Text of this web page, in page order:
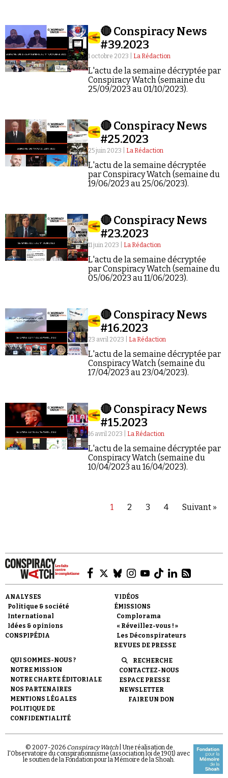
🔴 Conspiracy News
#39.2023
1 octobre 2023 | La Rédaction
L'actu de la semaine décryptée par
Conspiracy Watch (semaine du
25/09/2023 au 01/10/2023).
🔴 Conspiracy News
#25.2023
25 juin 2023 | La Rédaction
L'actu de la semaine décryptée
par Conspiracy Watch (semaine du
19/06/2023 au 25/06/2023).
🔴 Conspiracy News
#23.2023
11 juin 2023 | La Rédaction
L'actu de la semaine décryptée
par Conspiracy Watch (semaine du
05/06/2023 au 11/06/2023).
🔴 Conspiracy News
#16.2023
23 avril 2023 | La Rédaction
L'actu de la semaine décryptée par
Conspiracy Watch (semaine du
17/04/2023 au 23/04/2023).
🔴 Conspiracy News
#15.2023
16 avril 2023 | La Rédaction
L'actu de la semaine décryptée par
Conspiracy Watch (semaine du
10/04/2023 au 16/04/2023).
1 2 3 4 Suivant »
ANALYSES
Politique & société
International
Idées & opinions
CONSPIPÉDIA
VIDÉOS
ÉMISSIONS
Complorama
« Réveillez-vous ! »
Les Déconspirateurs
REVUES DE PRESSE
QUI SOMMES-NOUS ?
NOTRE MISSION
NOTRE CHARTE ÉDITORIALE
NOS PARTENAIRES
MENTIONS LÉGALES
POLITIQUE DE
CONFIDENTIALITÉ
RECHERCHE
CONTACTEZ-NOUS
ESPACE PRESSE
NEWSLETTER
FAIRE UN DON
© 2007-2026 Conspiracy Watch| Une réalisation de
l'Observatoire du conspirationnisme (association loi de 1901) avec
le soutien de la Fondation pour la Mémoire de la Shoah.